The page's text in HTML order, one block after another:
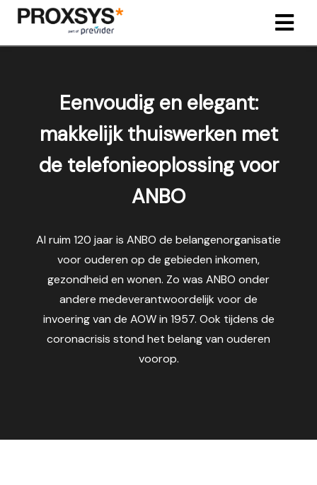
Eenvoudig en elegant:
makkelijk thuiswerken met
de telefonieoplossing voor
ANBO
Al ruim 120 jaar is ANBO de belangenorganisatie
voor ouderen op de gebieden inkomen,
gezondheid en wonen. Zo was ANBO onder
andere medeverantwoordelijk voor de
invoering van de AOW in 1957. Ook tijdens de
coronacrisis stond het belang van ouderen
voorop.
om